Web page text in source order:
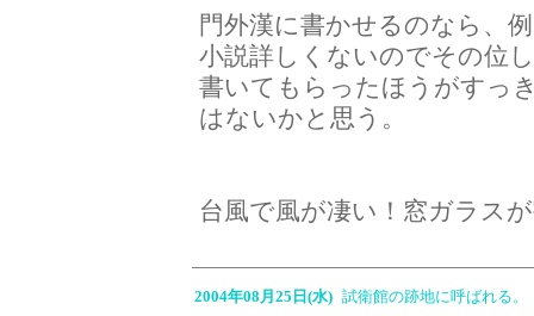
門外漢に書かせるのなら、
小説詳しくないのでその位
書いてもらったほうがすっ
はないかと思う。
台風で風が凄い！窓ガラス
2004年08月25日(水) 試衛館の跡地に呼ばれる。